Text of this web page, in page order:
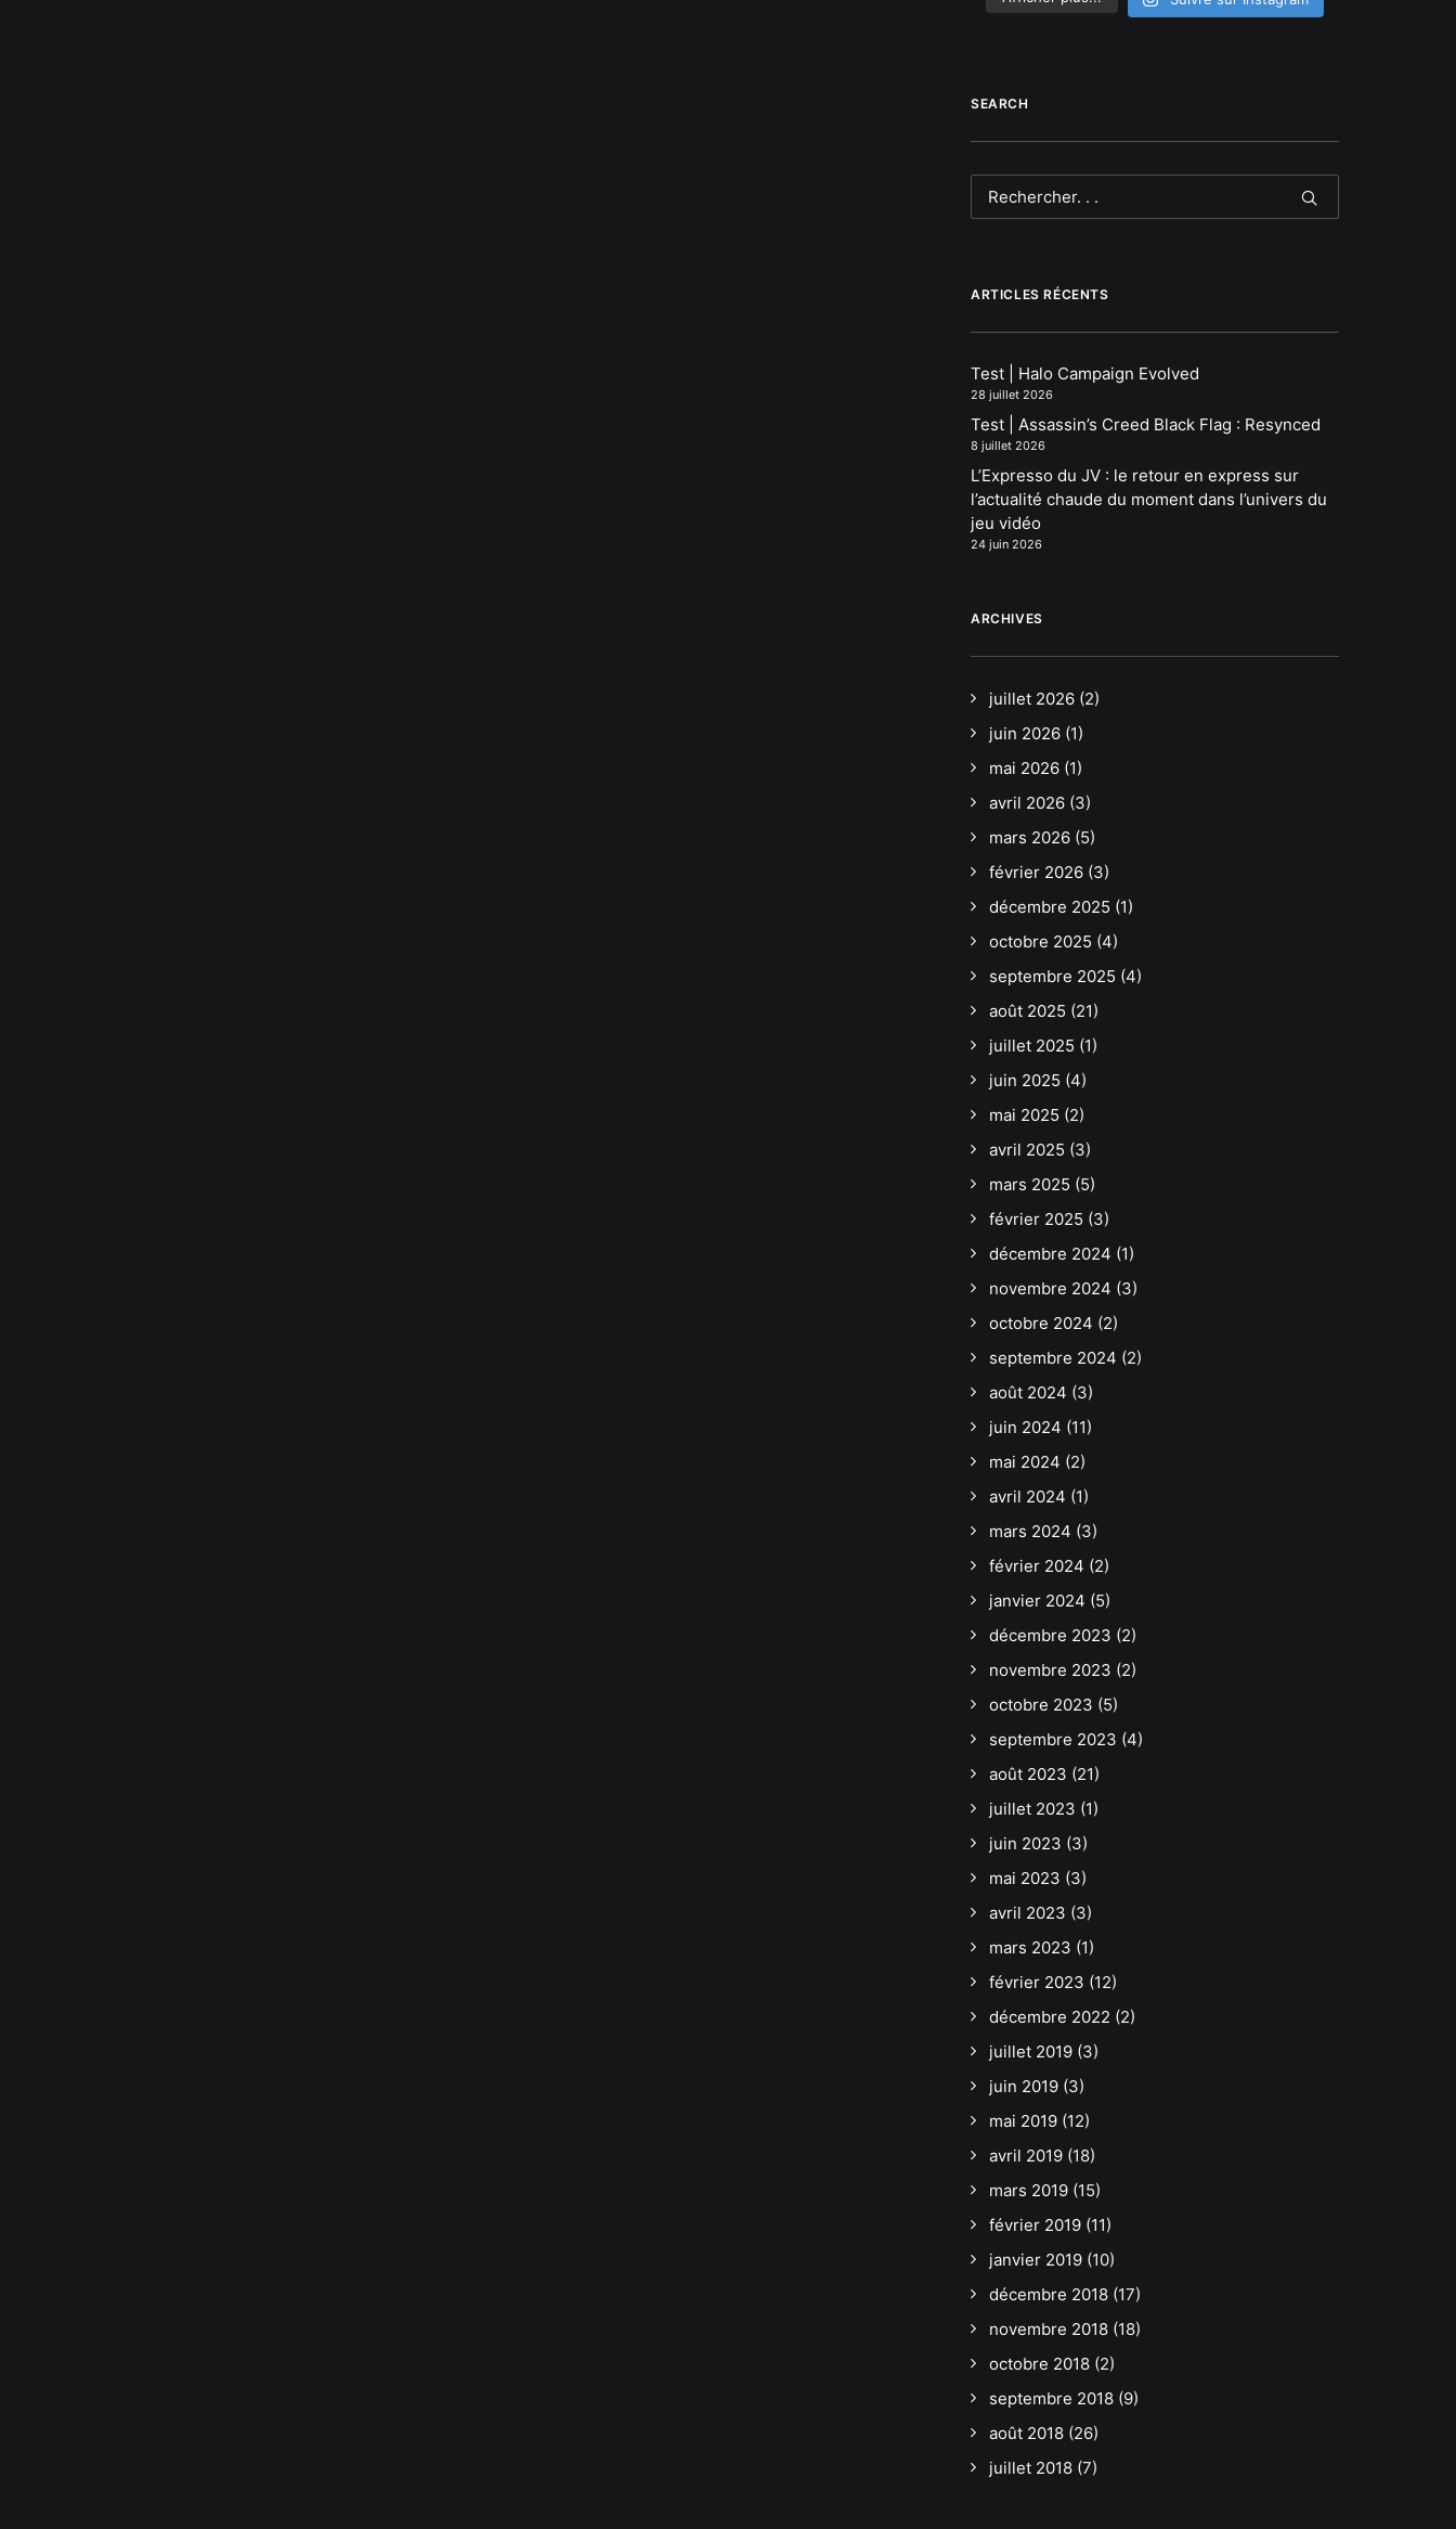
SEARCH
ARTICLES RÉCENTS
Test | Halo Campaign Evolved
28 juillet 2026
Test | Assassin’s Creed Black Flag : Resynced
8 juillet 2026
L’Expresso du JV : le retour en express sur
l’actualité chaude du moment dans l’univers du
jeu vidéo
24 juin 2026
ARCHIVES
juillet 2026 (2)
juin 2026 (1)
mai 2026 (1)
avril 2026 (3)
mars 2026 (5)
février 2026 (3)
décembre 2025 (1)
octobre 2025 (4)
septembre 2025 (4)
août 2025 (21)
juillet 2025 (1)
juin 2025 (4)
mai 2025 (2)
avril 2025 (3)
mars 2025 (5)
février 2025 (3)
décembre 2024 (1)
novembre 2024 (3)
octobre 2024 (2)
septembre 2024 (2)
août 2024 (3)
juin 2024 (11)
mai 2024 (2)
avril 2024 (1)
mars 2024 (3)
février 2024 (2)
janvier 2024 (5)
décembre 2023 (2)
novembre 2023 (2)
octobre 2023 (5)
septembre 2023 (4)
août 2023 (21)
juillet 2023 (1)
juin 2023 (3)
mai 2023 (3)
avril 2023 (3)
mars 2023 (1)
février 2023 (12)
décembre 2022 (2)
juillet 2019 (3)
juin 2019 (3)
mai 2019 (12)
avril 2019 (18)
mars 2019 (15)
février 2019 (11)
janvier 2019 (10)
décembre 2018 (17)
novembre 2018 (18)
octobre 2018 (2)
septembre 2018 (9)
août 2018 (26)
juillet 2018 (7)